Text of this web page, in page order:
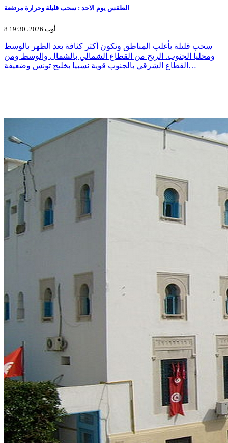
الطقس يوم الاحد : سحب قليلة وحرارة مرتفعة
8 أوت 2026، 19:30
سحب قليلة بأغلب المناطق وتكون أكثر كثافة بعد الظهر بالوسط
ومحليا الجنوب. الريح من القطاع الشمالي بالشمال والوسط ومن
القطاع الشرقي بالجنوب قوية نسبيا بخليج تونس وضعيفة…